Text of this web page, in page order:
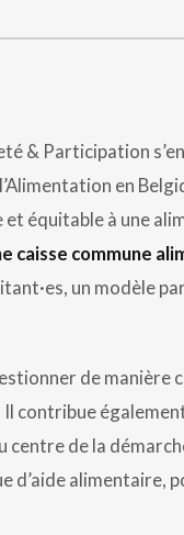
& Participation
en
et équitable à une
caisse commune
un modèle
de manière
contribue
centre de la
d’aide